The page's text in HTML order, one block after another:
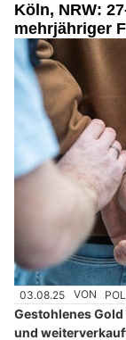
Köln, NRW:
mehrjähriger
03.08.25 VON
Gestohlenes
und